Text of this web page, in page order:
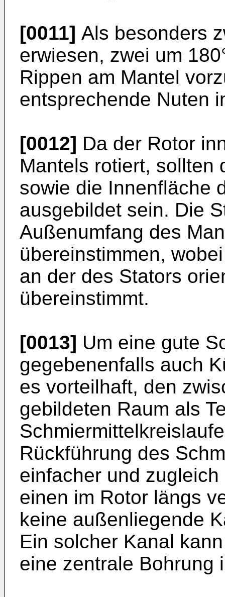
[0011] Als besonders
erwiesen, zwei um
Rippen am Mantel
entsprechende Nuten
[0012] Da der Rotor
Mantels rotiert, sollten
sowie die Innenfläche
ausgebildet sein. Die
Außenumfang des
übereinstimmen,
an der des Stators
übereinstimmt.
[0013] Um eine gute
gegebenenfalls auch
es vorteilhaft, den
gebildeten Raum als
Rückführung des
einfacher und
einen im Rotor längs
keine außenliegende
Ein solcher Kanal
eine zentrale Bohrung